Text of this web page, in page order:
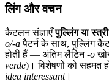
लिंग और वचन
कैटलन संज्ञाएँपुल्लिंग या
o/-aपैटर्न के साथ, पुल्लिंग
होती हैं — अंतिम लैटिन-o
verde)। विशेषणों को सहमत
idea interessant।